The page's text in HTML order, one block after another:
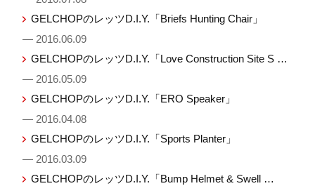
GELCHOPのレッツD.I.Y.「Briefs Hunting Chair」
— 2016.06.09
GELCHOPのレッツD.I.Y.「Love Construction Site S …
— 2016.05.09
GELCHOPのレッツD.I.Y.「ERO Speaker」
— 2016.04.08
GELCHOPのレッツD.I.Y.「Sports Planter」
— 2016.03.09
GELCHOPのレッツD.I.Y.「Bump Helmet & Swell …